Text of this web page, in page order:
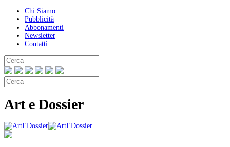
Chi Siamo
Pubblicità
Abbonamenti
Newsletter
Contatti
Art e Dossier